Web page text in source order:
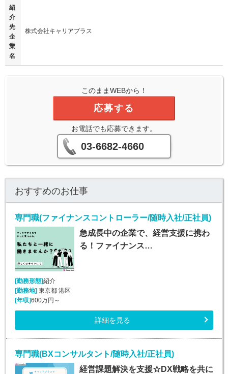
紹
介
先
企
業
名
株式会社キャリアプラス
このままWEBから！
応募する
お電話でも応募できます。
03-6682-4660
おすすめのお仕事
専門職(ファイナンスコントローラー/随時入社/正社員)
急成長中の企業で、経営支援に携わ
る！ファイナンス…
[勤務形態]紹介
[勤務地]東京都 港区
[年収]600万円～
詳細を見る
専門職(BXコンサルタント/随時入社/正社員)
経営課題解決を支援☆DX戦略を共に